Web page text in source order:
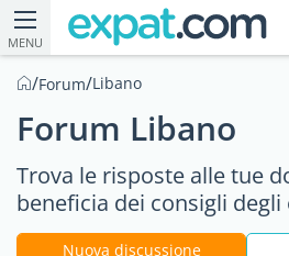
MENU
/Forum/Libano
Forum Libano
Trova le risposte alle tue
beneficia dei consigli
Nuova discussione